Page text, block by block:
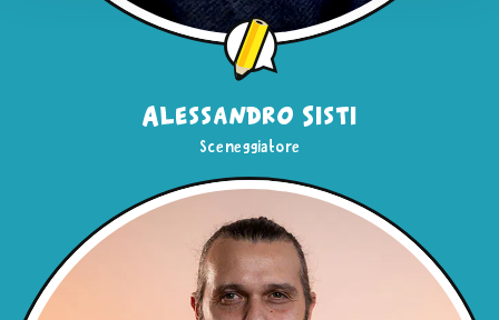
"Usa solo i Cookie tecnici"o sullaXdi chiusura di
questo banner in alto a destra nessun’altra tipologia di
cookie verrà settata. Infine, se vuoi avere maggiori
Alessandro Sisti
Sceneggiatore